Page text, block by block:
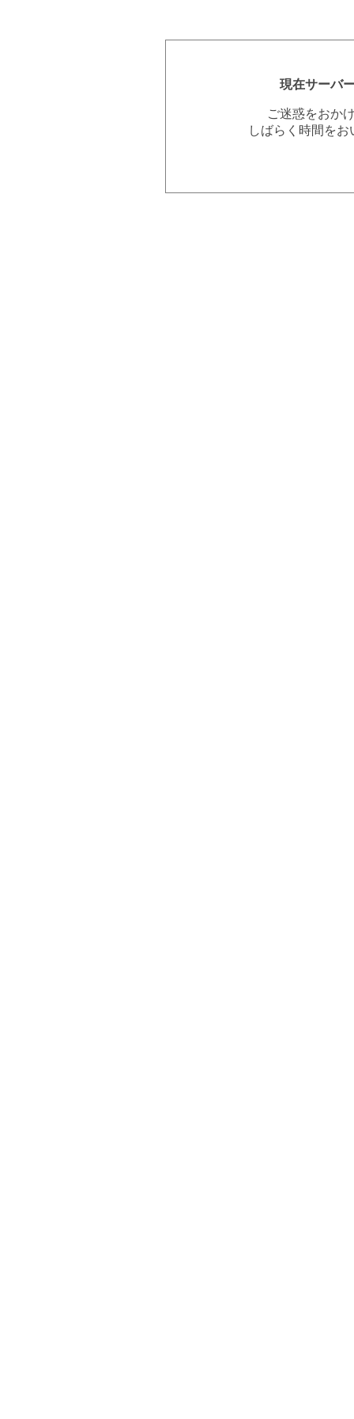
現在サーバ
ご迷惑をおか
しばらく時間を